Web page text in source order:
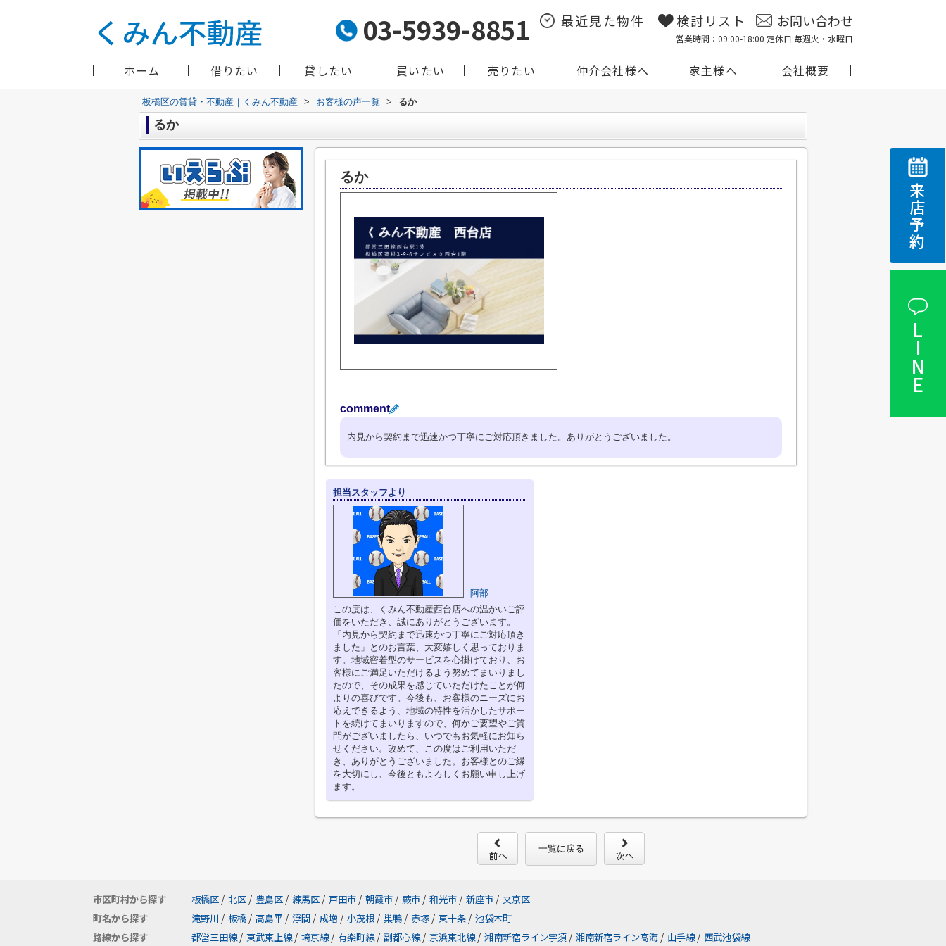
03-5939-8851 最近見た物件 検討リスト お問い合わせ
営業時間：09:00-18:00 定休日:毎週火・水曜日
ホーム 借りたい 貸したい 買いたい 売りたい 仲介会社様へ 家主様へ 会社概要
来店予約
LINE
板橋区の賃貸・不動産｜くみん不動産 > お客様の声一覧 > るか
るか
るか
comment
内見から契約まで迅速かつ丁寧にご対応頂きました。ありがとうございました。
担当スタッフより
阿部
この度は、くみん不動産西台店への温かいご評
価をいただき、誠にありがとうございます。
「内見から契約まで迅速かつ丁寧にご対応頂き
ました」とのお言葉、大変嬉しく思っておりま
す。地域密着型のサービスを心掛けており、お
客様にご満足いただけるよう努めてまいりまし
たので、その成果を感じていただけたことが何
よりの喜びです。今後も、お客様のニーズにお
応えできるよう、地域の特性を活かしたサポー
トを続けてまいりますので、何かご要望やご質
問がございましたら、いつでもお気軽にお知ら
せください。改めて、この度はご利用いただ
き、ありがとうございました。お客様とのご縁
を大切にし、今後ともよろしくお願い申し上げ
ます。
一覧に戻る
市区町村から探す 板橋区 / 北区 / 豊島区 / 練馬区 / 戸田市 / 朝霞市 / 蕨市 / 和光市 / 新座市 / 文京区
町名から探す
滝野川 / 板橋 / 高島平 / 浮間 / 成増 / 小茂根 / 巣鴨 / 赤塚 / 東十条 / 池袋本町
路線から探す
都営三田線 / 東武東上線 / 埼京線 / 有楽町線 / 副都心線 / 京浜東北線 / 湘南新宿ライン宇須 / 湘南新宿ライン高海 / 山手線 / 西武池袋線